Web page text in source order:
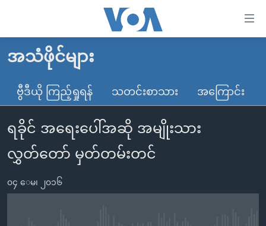
လွယ်ကူ
သည့်
Link
များ
ပင်မ
သို့
မူလစာမျက်နှာ
မြန်မာ
ကမ္ဘာ့သတင်းများ
နိုင်ငံတကာ
အမေရိကန်
အစ္စရေး-ပါလက်စတိုင်း
ဗွီဒီယို
သတင်းလွတ်လပ်ခွင့်
ရပ်ဝန်းတခု လမ်းတခု အလွန်
အင်္ဂလိပ်စာလေ့လာမယ်
အသံဖိုင်များ
ဗွီဒီယို ကြည့်ရှုရန် သတင်းစာသား အကြောင်း
ရခိုင် အရေးပေါ်အဆို အမျိုးသား
လွှတ်တော် မှတ်တမ်းတင်
၀၄ ေမ၊ ၂၀၁၆